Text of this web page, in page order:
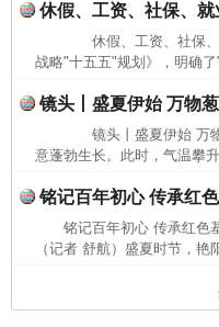
休假、工资、社保、
休假、工资、社保、
战略"十五五"规划》，明确
镜头丨盛夏伊始 万物
镜头丨盛夏伊始 万
意蓬勃生长。此时，气温攀
铭记百年初心 传承红
铭记百年初心 传承红
（记者 舒航）盛夏时节，
完善运行机制助力